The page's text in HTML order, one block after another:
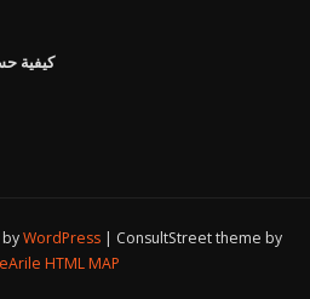
كيفية
WordPress
ConsultStreet theme by
HTML MAP